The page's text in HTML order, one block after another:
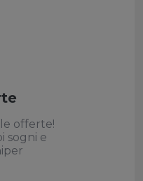
offerte!
sogni e